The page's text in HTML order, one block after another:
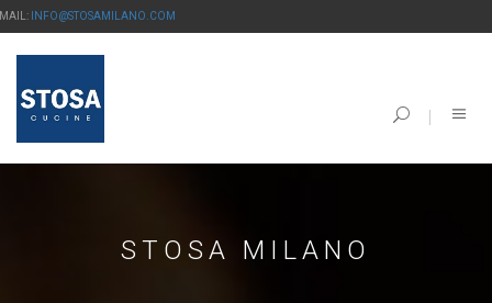
INFO@STOSAMILANO.COM
STOSA MILANO